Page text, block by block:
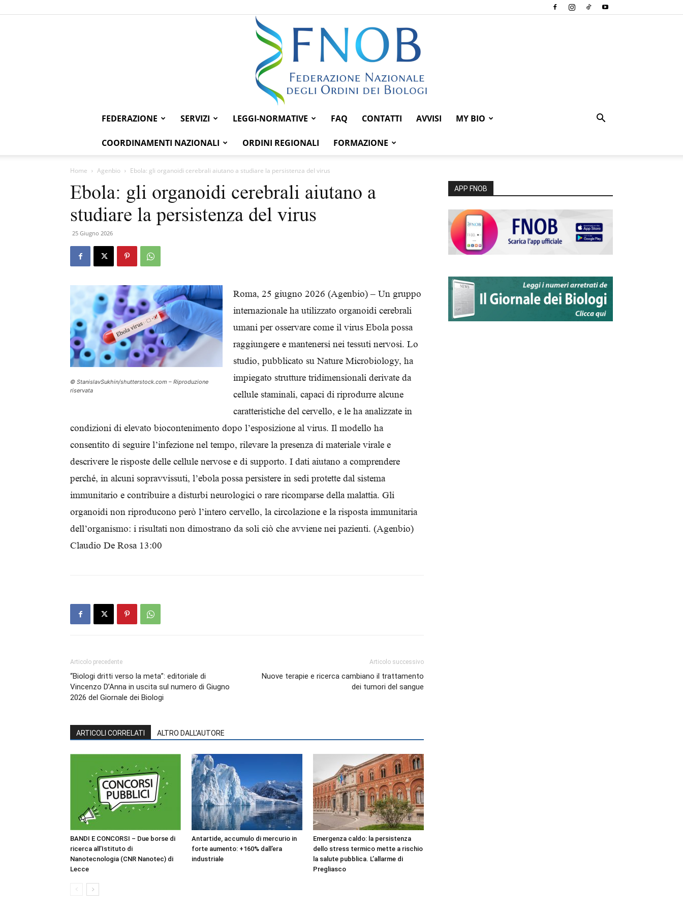
Federazione
FEDERAZIONE SERVIZI LEGGI-NORMATIVE FAQ CONTATTI AVVISI MY BIO
COORDINAMENTI NAZIONALI ORDINI REGIONALI FORMAZIONE
Home Agenbio Ebola: gli organoidi cerebrali aiutano a studiare la persistenza del virus
Ebola: gli organoidi cerebrali aiutano a
studiare la persistenza del virus
25 Giugno 2026
© StanislavSukhin/shutterstock.com – Riproduzione
riservata
Roma, 25 giugno 2026 (Agenbio) – Un gruppo
internazionale ha utilizzato organoidi cerebrali
umani per osservare come il virus Ebola possa
raggiungere e mantenersi nei tessuti nervosi. Lo
studio, pubblicato su Nature Microbiology, ha
impiegato strutture tridimensionali derivate da
cellule staminali, capaci di riprodurre alcune
caratteristiche del cervello, e le ha analizzate in
condizioni di elevato biocontenimento dopo l’esposizione al virus. Il modello ha
consentito di seguire l’infezione nel tempo, rilevare la presenza di materiale virale e
descrivere le risposte delle cellule nervose e di supporto. I dati aiutano a comprendere
perché, in alcuni sopravvissuti, l’ebola possa persistere in sedi protette dal sistema
immunitario e contribuire a disturbi neurologici o rare ricomparse della malattia. Gli
organoidi non riproducono però l’intero cervello, la circolazione e la risposta immunitaria
dell’organismo: i risultati non dimostrano da soli ciò che avviene nei pazienti. (Agenbio)
Claudio De Rosa 13:00
Articolo precedente
“Biologi dritti verso la meta”: editoriale di
Vincenzo D’Anna in uscita sul numero di Giugno
2026 del Giornale dei Biologi
Articolo successivo
Nuove terapie e ricerca cambiano il trattamento
dei tumori del sangue
ARTICOLI CORRELATI ALTRO DALL'AUTORE
BANDI E CONCORSI – Due borse di
ricerca all’Istituto di
Nanotecnologia (CNR Nanotec) di
Lecce
Antartide, accumulo di mercurio in
forte aumento: +160% dall’era
industriale
Emergenza caldo: la persistenza
dello stress termico mette a rischio
la salute pubblica. L’allarme di
Pregliasco
APP FNOB